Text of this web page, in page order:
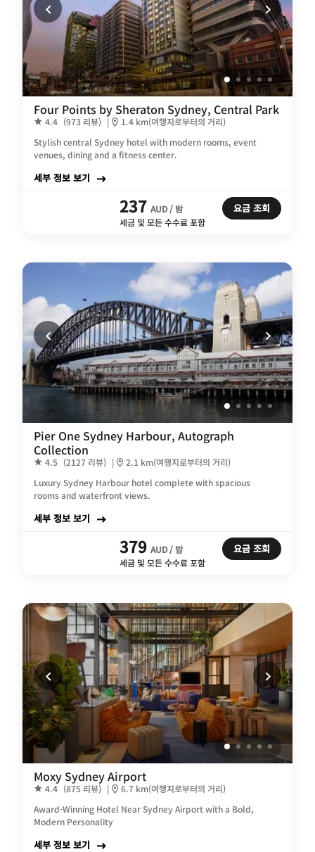
Four Points by Sheraton Sydney, Central Park
4.4 (973 리뷰) |
1.4 km(여행지로부터의 거리)
Stylish central Sydney hotel with modern rooms, event
venues, dining and a fitness center.
세부 정보 보기
237 AUD / 밤
세금 및 모든 수수료 포함
요금 조회
Pier One Sydney Harbour, Autograph
Collection
4.5 (2127 리뷰) |
2.1 km(여행지로부터의 거리)
Luxury Sydney Harbour hotel complete with spacious
rooms and waterfront views.
세부 정보 보기
379 AUD / 밤
세금 및 모든 수수료 포함
요금 조회
Moxy Sydney Airport
4.4 (875 리뷰) |
6.7 km(여행지로부터의 거리)
Award-Winning Hotel Near Sydney Airport with a Bold,
Modern Personality
세부 정보 보기